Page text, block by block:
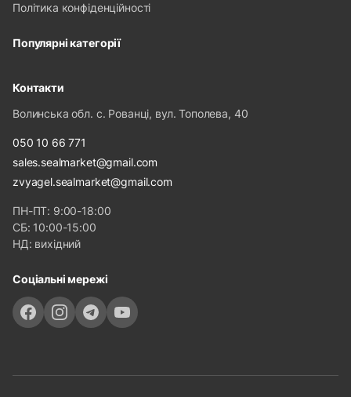
Політика конфіденційності
Популярні категорії
Контакти
Волинська обл. с. Рованці, вул. Тополева, 40
050 10 66 771
sales.sealmarket@gmail.com
zvyagel.sealmarket@gmail.com
ПН-ПТ: 9:00-18:00
СБ: 10:00-15:00
НД: вихідний
Соціальні мережі